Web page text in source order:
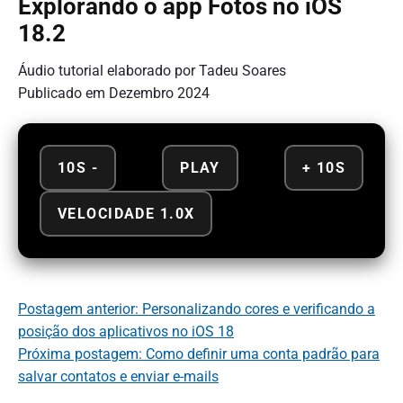
Explorando o app Fotos no iOS
18.2
Áudio tutorial elaborado por Tadeu Soares
Publicado em Dezembro 2024
10S - PLAY + 10S
VELOCIDADE 1.0X
Postagem anterior: Personalizando cores e verificando a
posição dos aplicativos no iOS 18
Próxima postagem: Como definir uma conta padrão para
salvar contatos e enviar e-mails